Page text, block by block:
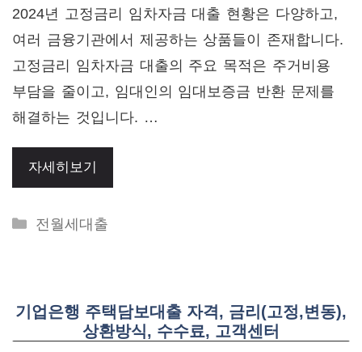
2024년 고정금리 임차자금 대출 현황은 다양하고,
여러 금융기관에서 제공하는 상품들이 존재합니다.
고정금리 임차자금 대출의 주요 목적은 주거비용
부담을 줄이고, 임대인의 임대보증금 반환 문제를
해결하는 것입니다. …
자세히보기
Categories
전월세대출
기업은행 주택담보대출 자격, 금리(고정,변동),
상환방식, 수수료, 고객센터